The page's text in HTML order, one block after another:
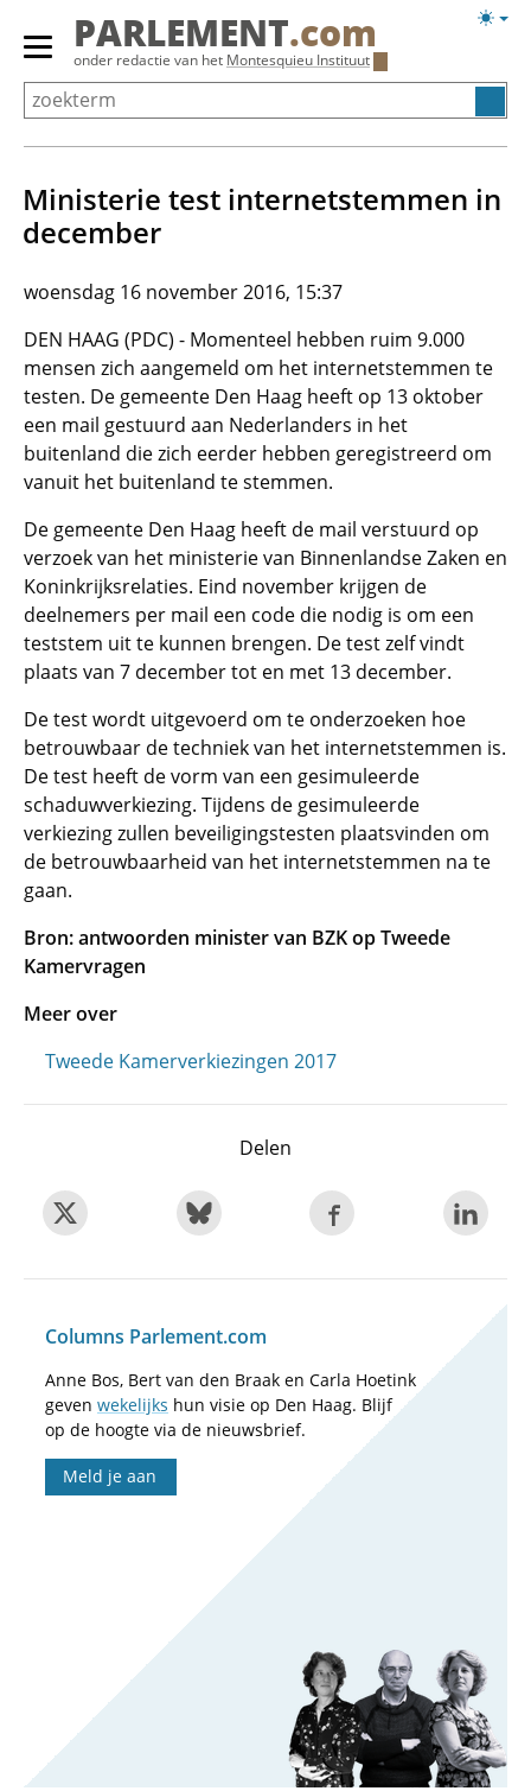
Overslaan
Primair
menu
tonen/verbergen
PARLEMENT.com
onder redactie van het Montesquieu Instituut
Ministerie test internetstemmen in
december
woensdag 16 november 2016, 15:37
DEN HAAG (PDC) - Momenteel hebben ruim 9.000
mensen zich aangemeld om het internetstemmen te
testen. De gemeente Den Haag heeft op 13 oktober
een mail gestuurd aan Nederlanders in het
buitenland die zich eerder hebben geregistreerd om
vanuit het buitenland te stemmen.
De gemeente Den Haag heeft de mail verstuurd op
verzoek van het ministerie van Binnenlandse Zaken en
Koninkrijksrelaties. Eind november krijgen de
deelnemers per mail een code die nodig is om een
teststem uit te kunnen brengen. De test zelf vindt
plaats van 7 december tot en met 13 december.
De test wordt uitgevoerd om te onderzoeken hoe
betrouwbaar de techniek van het internetstemmen is.
De test heeft de vorm van een gesimuleerde
schaduwverkiezing. Tijdens de gesimuleerde
verkiezing zullen beveiligingstesten plaatsvinden om
de betrouwbaarheid van het internetstemmen na te
gaan.
Bron: antwoorden minister van BZK op Tweede
Kamervragen
Meer over
Tweede Kamerverkiezingen 2017
Delen
Columns Parlement.com
Anne Bos, Bert van den Braak en Carla Hoetink
geven wekelijks hun visie op Den Haag. Blijf
op de hoogte via de nieuwsbrief.
Meld je aan